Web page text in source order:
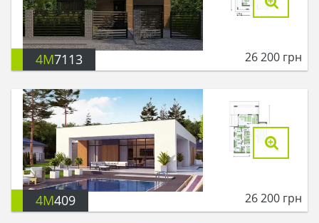
4M7113 26 200 грн
4M409 26 200 грн